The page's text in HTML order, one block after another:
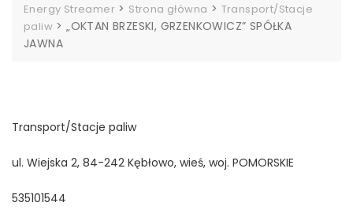
Energy Streamer > Strona główna > Transport/Stacje
paliw >„OKTAN BRZESKI, GRZENKOWICZ” SPÓŁKA
JAWNA
Transport/Stacje paliw
ul. Wiejska 2, 84-242 Kębłowo, wieś, woj. POMORSKIE
535101544